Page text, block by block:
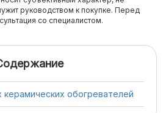
руководством к покупке. Перед
со специалистом.
керамических обогревателей